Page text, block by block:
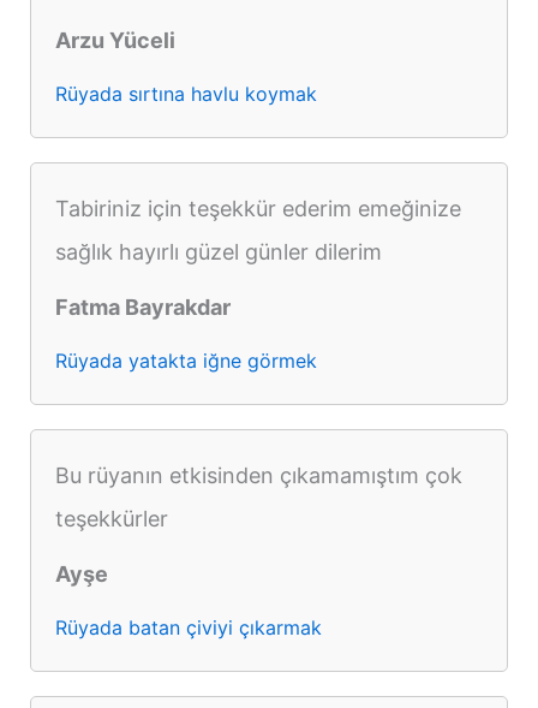
Arzu Yüceli
Rüyada sırtına havlu koymak
Tabiriniz için teşekkür ederim emeğinize
sağlık hayırlı güzel günler dilerim
Fatma Bayrakdar
Rüyada yatakta iğne görmek
Bu rüyanın etkisinden çıkamamıştım çok
teşekkürler
Ayşe
Rüyada batan çiviyi çıkarmak